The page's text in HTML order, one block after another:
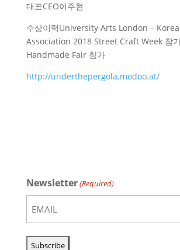
대표CEO이주현
수상이력University Arts London –
Association 2018 Street Craft Week 참
Handmade Fair 참가
http://underthepergola.modoo.at/
Newsletter(Required)